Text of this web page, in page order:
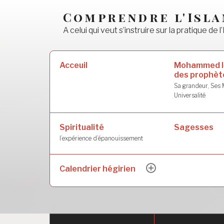
Comprendre
A celui qui veut s’instruire sur la pratique de
Acceuil
Mohammed
des
Sa grandeur, Ses
Universalité
Spiritualité
l’expérience d’épanouissement
Sagesses
Calendrier hégirien
ouvrir
sous-